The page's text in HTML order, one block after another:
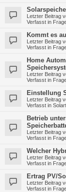
Letzter Beitrag
Verfasst in
Kommt es
Letzter Beitrag
Verfasst in
Home
Letzter Beitrag
Verfasst in
Einstellung
Letzter Beitrag
Verfasst in
Betrieb
Letzter Beitrag
Verfasst in
Welcher
Letzter Beitrag
Verfasst in
Ertrag PV/
Letzter Beitrag
Verfasst in